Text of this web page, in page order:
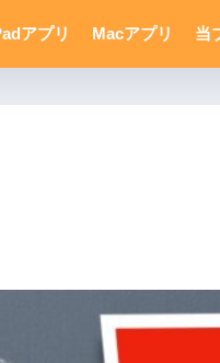
アプリ Macアプリ 当